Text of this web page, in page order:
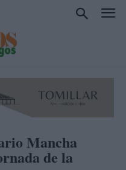
Mancha
de la